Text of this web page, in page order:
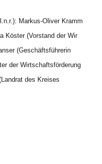
Markus-Oliver Kramm
Köster (Vorstand der Wir
(Geschäftsführerin
der Wirtschaftsförderung
des Kreises